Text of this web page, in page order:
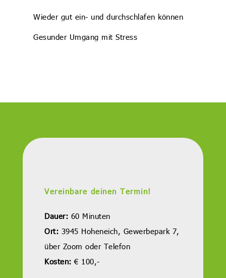
Wieder gut ein- und durchschlafen können
Gesunder Umgang mit Stress
Vereinbare deinen Termin!
Dauer: 60 Minuten
Ort: 3945 Hoheneich, Gewerbepark 7,
über Zoom oder Telefon
Kosten: € 100,-